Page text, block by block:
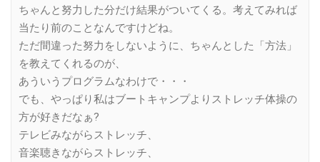
ちゃんと努力した分だけ結果がついてくる。考えてみれば
当たり前のことなんですけどね。
ただ間違った努力をしないように、ちゃんとした「方法」
を教えてくれるのが、
あういうプログラムなわけで・・・
でも、やっぱり私はブートキャンプよりストレッチ体操の
方が好きだなぁ?
テレビみながらストレッチ、
音楽聴きながらストレッチ、